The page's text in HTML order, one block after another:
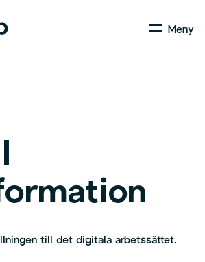
Menu
till det digitala arbetssättet.